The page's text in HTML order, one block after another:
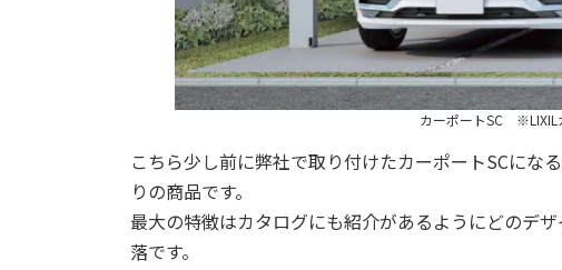
カーポートSC ※LIXIL
こちら少し前に弊社で取り付けたカーポートSCにな
りの商品です。
最大の特徴はカタログにも紹介があるようにどのデ
落です。